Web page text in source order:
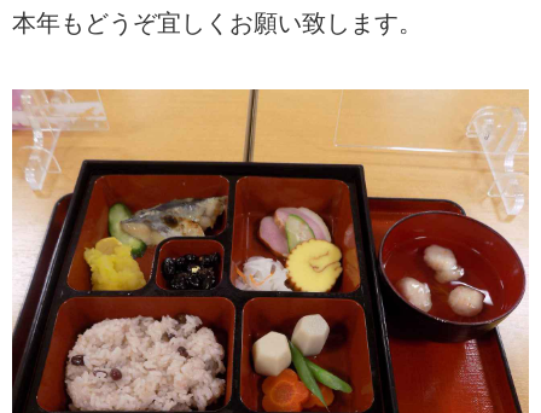
本年もどうぞ宜しくお願い致します。